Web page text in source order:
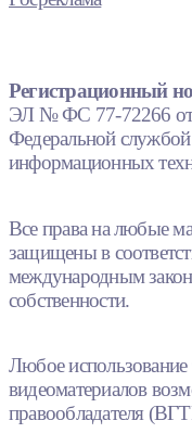
Регистрационный
ЭЛ № ФС 77-72266 от
Федеральной службой
информационных
Все права на любые
защищены в
международным
собственности.
Любое
видеоматериалов
правообладателя